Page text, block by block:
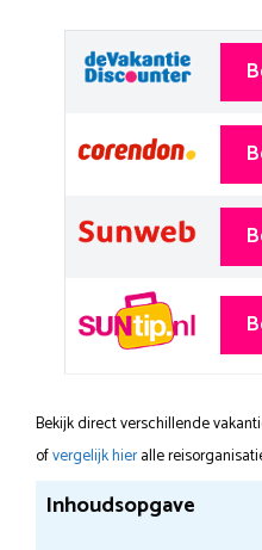
Bekijk direct verschillende
ofvergelijk hieralle
Inhoudsopgave